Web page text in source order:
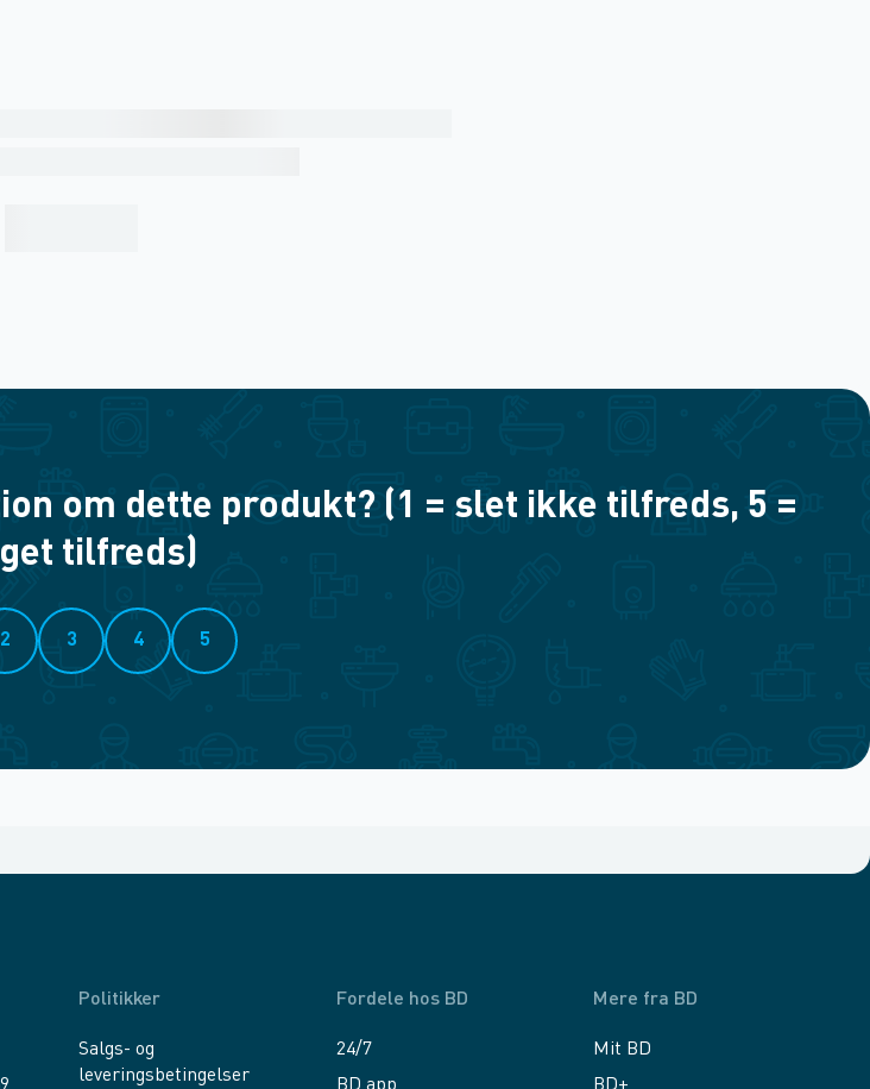
om dette produkt? (1 = slet ikke tilfreds, 5 =
tilfreds)
2 3 4 5
Politikker
Salgs- og
leveringsbetingelser
Fordele hos BD
24/7
Mere fra BD
Mit BD